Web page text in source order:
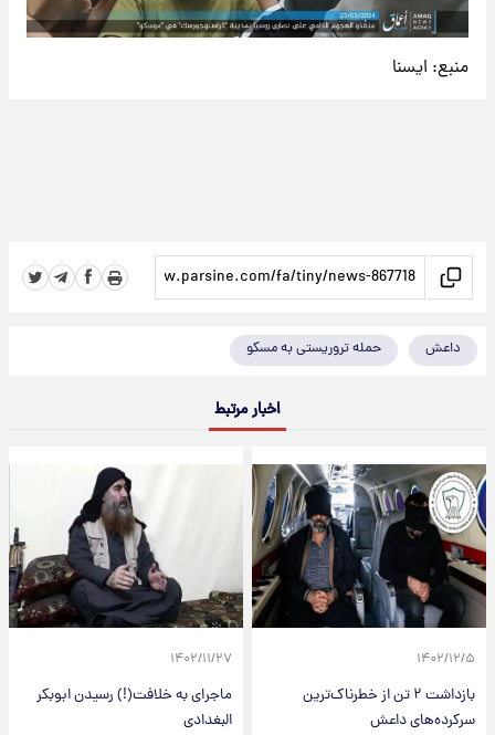
منبع: ايسنا
داعش حمله تروریستی به مسکو
اخبار مرتبط
۱۴۰۲/۱۲/۵
بازداشت ۲ تن از خطرناک‌ترین
سرکرده‌های داعش
۱۴۰۲/۱۱/۲۷
ماجرای به خلافت(!) رسیدن ابوبکر
البغدادی